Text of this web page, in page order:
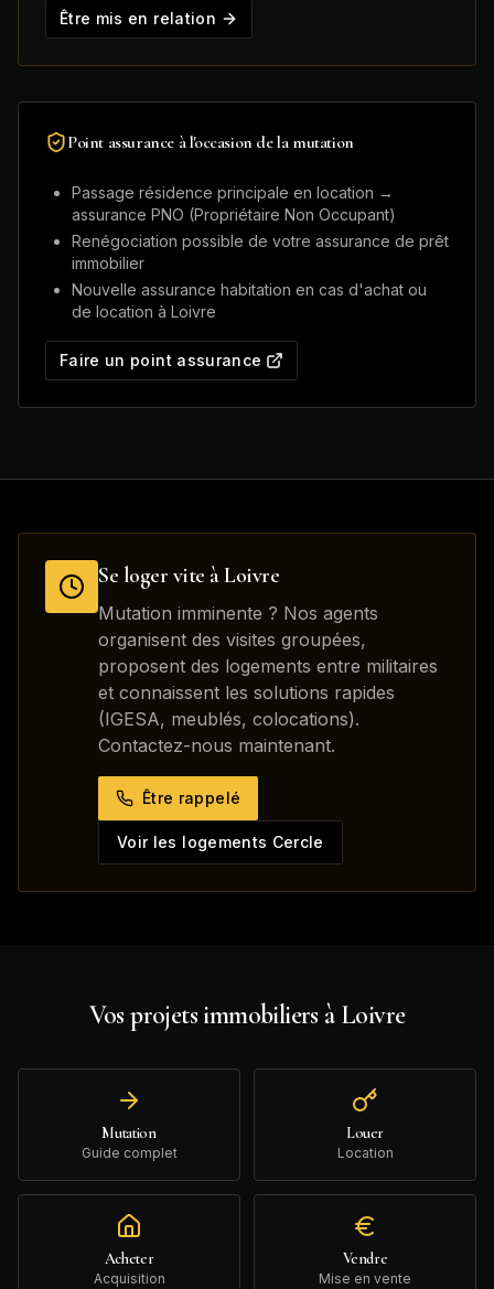
Être mis en relation
Point assurance à l'occasion de la mutation
Passage résidence principale en location →
assurance PNO (Propriétaire Non Occupant)
Renégociation possible de votre assurance de prêt
immobilier
Nouvelle assurance habitation en cas d'achat ou
de location à Loivre
Faire un point assurance
Se loger vite àLoivre
Mutation imminente ? Nos agents
organisent des visites groupées,
proposent des logements entre militaires
et connaissent les solutions rapides
(IGESA, meublés, colocations).
Contactez-nous maintenant.
Être rappelé
Voir les logements Cercle
Vos projets immobiliers à Loivre
Mutation
Guide complet
Louer
Location
Acheter
Acquisition
Vendre
Mise en vente